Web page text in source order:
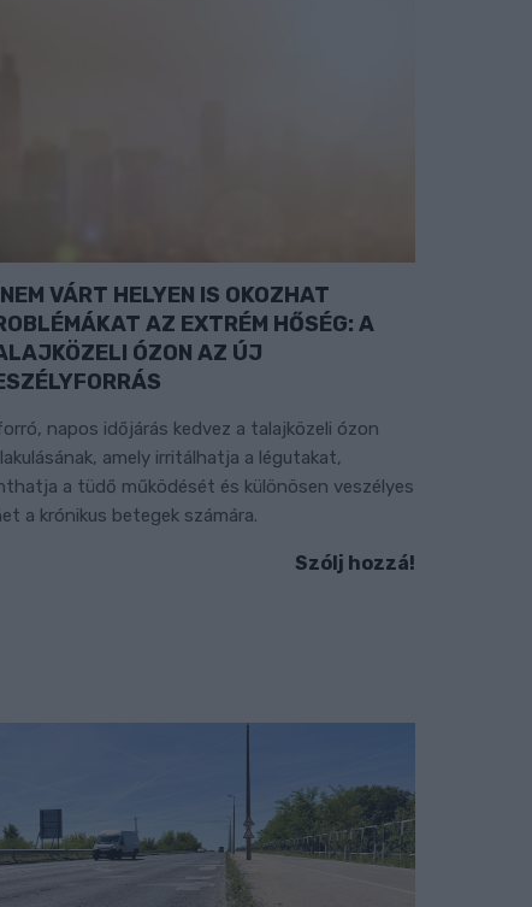
NEM VÁRT HELYEN IS OKOZHAT
AZ EXTRÉM HŐSÉG: A
ÓZON AZ ÚJ
napos időjárás kedvez a talajközeli ózon
amely irritálhatja a légutakat,
a tüdő működését és különösen veszélyes
a krónikus betegek számára.
Szólj hozzá!